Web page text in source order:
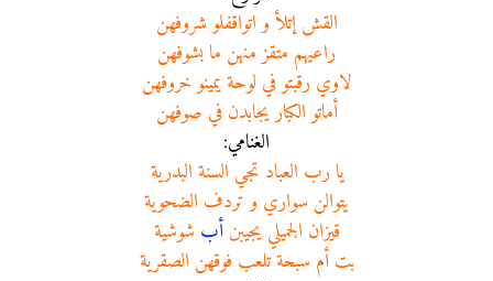
القش إتلأ و اتواقفلو شروفهن
راعيهم متقز منهن ما بشوفهن
لاوي رقبتو في لوحة يمينو خروفهن
أماتو الكبار يجابدن في صوفهن
الغنامي:
يا رب العباد تجي السنة البدرية
يتوالن سواري و تردف الضحوية
قيزان الجميلي يجيبنأب شوشية
بت أم سبحة تلعب فوقهن الصقرية